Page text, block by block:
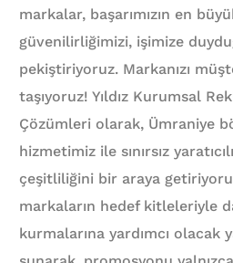
markalar, başarımızın en
güvenilirliğimizi, işimize
pekiştiriyoruz. Markanızı
taşıyoruz! Yıldız Kurumsal
Çözümleri olarak, Ümraniye
hizmetimiz ile sınırsız
çeşitliliğini bir araya
markaların hedef kitleleriyle
kurmalarına yardımcı olacak